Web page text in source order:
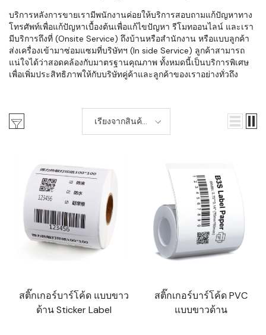
บริการหลังการขายเรามีพนักงานค่อยให้บริการสอบถามแก้ปัญหาทาง
โทรศัพท์เพื่อแก้ปัญหาเบื้องต้นเพื่อแก้ไขปัญหา รีโมทออนไลน์ และเรา
มีบริการถึงที่ (Onsite Service) ถึงบ้านหรือสำนักงาน หรือแบบลูกค้า
ส่งเครื่องเข้ามาซ่อมแซมที่บริษัทฯ (In side Service) ลูกค้าสามารถ
แน่ใจได้ว่าสอดคล้องกับมาตรฐานคุณภาพ ทั้งหมดนี้เป็นบริการพิเศษ
เพื่อเพิ่มประสิทธิภาพให้กับบริษัทคู่ค้าและลูกค้าของเราอย่างทั่วถึง
เรียงจากสินค้า
ใหม่-เก่า
สติ๊กเกอร์บาร์โค้ด แบบขาว
ด้าน Sticker Label
สติ๊กเกอร์บาร์โค้ด PVC
แบบขาวด้าน